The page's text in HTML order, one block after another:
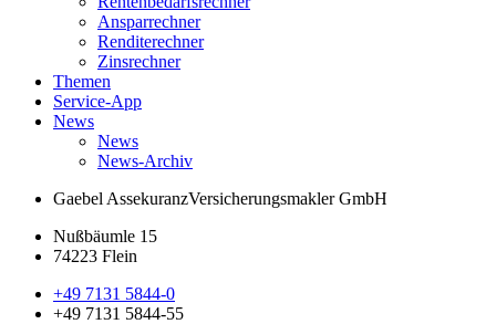
Ansparrechner
Renditerechner
Zinsrechner
Themen
Service-App
News
News
News-Archiv
Gaebel AssekuranzVersicherungsmakler GmbH
Nußbäumle 15
74223 Flein
+49 7131 5844-0
+49 7131 5844-55